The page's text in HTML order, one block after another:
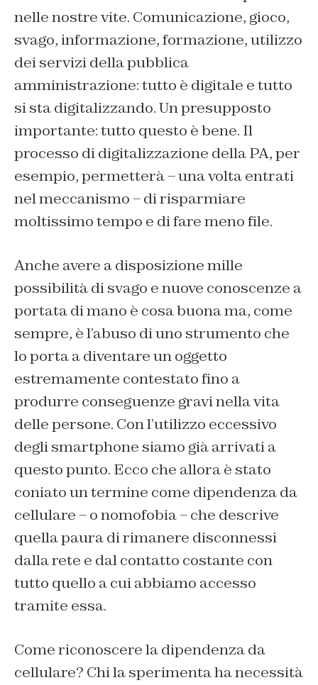
nelle nostre vite. Comunicazione, gioco,
svago, informazione, formazione, utilizzo
dei servizi della pubblica
amministrazione: tutto è digitale e tutto
si sta digitalizzando. Un presupposto
importante: tutto questo è bene. Il
processo di digitalizzazione della PA, per
esempio, permetterà – una volta entrati
nel meccanismo – di risparmiare
moltissimo tempo e di fare meno file.
Anche avere a disposizione mille
possibilità di svago e nuove conoscenze a
portata di mano è cosa buona ma, come
sempre, è l’abuso di uno strumento che
lo porta a diventare un oggetto
estremamente contestato fino a
produrre conseguenze gravi nella vita
delle persone. Con l’utilizzo eccessivo
degli smartphone siamo già arrivati a
questo punto. Ecco che allora è stato
coniato un termine come dipendenza da
cellulare – o nomofobia – che descrive
quella paura di rimanere disconnessi
dalla rete e dal contatto costante con
tutto quello a cui abbiamo accesso
tramite essa.
Come riconoscere la dipendenza da
cellulare? Chi la sperimenta ha necessità